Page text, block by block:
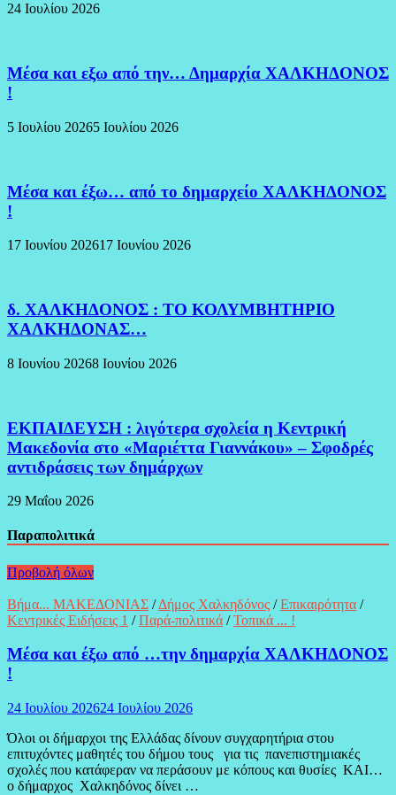
24 Ιουλίου 2026
Μέσα και εξω από την… Δημαρχία ΧΑΛΚΗΔΟΝΟΣ
!
5 Ιουλίου 20265 Ιουλίου 2026
Μέσα και έξω… από το δημαρχείο ΧΑΛΚΗΔΟΝΟΣ
!
17 Ιουνίου 202617 Ιουνίου 2026
δ. ΧΑΛΚΗΔΟΝΟΣ : ΤΟ ΚΟΛΥΜΒΗΤΗΡΙΟ
ΧΑΛΚΗΔΟΝΑΣ…
8 Ιουνίου 20268 Ιουνίου 2026
ΕΚΠΑΙΔΕΥΣΗ : λιγότερα σχολεία η Κεντρική
Μακεδονία στο «Μαριέττα Γιαννάκου» – Σφοδρές
αντιδράσεις των δημάρχων
29 Μαΐου 2026
Παραπολιτικά
Προβολή όλων
Βήμα... ΜΑΚΕΔΟΝΙΑΣ /Δήμος Χαλκηδόνος /Επικαιρότητα /
Κεντρικές Ειδήσεις 1 /Παρά-πολιτικά /Τοπικά ... !
Μέσα και έξω από …την δημαρχία ΧΑΛΚΗΔΟΝΟΣ
!
24 Ιουλίου 202624 Ιουλίου 2026
Όλοι οι δήμαρχοι της Ελλάδας δίνουν συγχαρητήρια στου
επιτυχόντες μαθητές του δήμου τους για τις πανεπιστημιακές
σχολές που κατάφεραν να περάσουν με κόπους και θυσίες ΚΑΙ…
ο δήμαρχος Χαλκηδόνος δίνει …